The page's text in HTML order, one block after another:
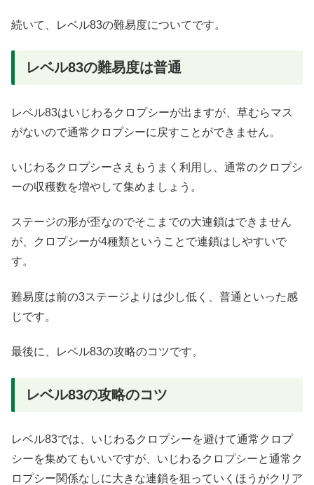
続いて、レベル83の難易度についてです。
レベル83の難易度は普通
レベル83はいじわるクロプシーが出ますが、草むらマス
がないので通常クロプシーに戻すことができません。
いじわるクロプシーさえもうまく利用し、通常のクロプシ
ーの収穫数を増やして集めましょう。
ステージの形が歪なのでそこまでの大連鎖はできません
が、クロプシーが4種類ということで連鎖はしやすいで
す。
難易度は前の3ステージよりは少し低く、普通といった感
じです。
最後に、レベル83の攻略のコツです。
レベル83の攻略のコツ
レベル83では、いじわるクロプシーを避けて通常クロプ
シーを集めてもいいですが、いじわるクロプシーと通常ク
ロプシー関係なしに大きな連鎖を狙っていくほうがクリア